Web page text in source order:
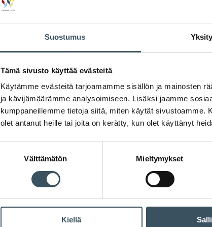
Suostumus
Tämä sivusto käyttää evästeitä
Käytämme evästeitä tarjoamamme sisällön ja mainosten
ja kävijämäärämme analysoimiseen. Lisäksi jaamme
kumppaneillemme tietoja siitä, miten käytät sivustoamme.
olet antanut heille tai joita on kerätty, kun olet käyttänyt
Välttämätön Mieltymykset
Kiellä
13 Kaupan liitto SuomiAreenassa: